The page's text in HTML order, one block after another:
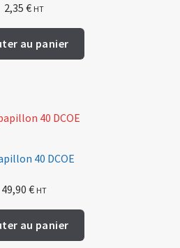
2,35 € HT
au panier
40 DCOE
49,90 € HT
au panier